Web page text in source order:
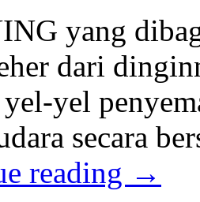
yang
dari
yel-yel
secara
reading →